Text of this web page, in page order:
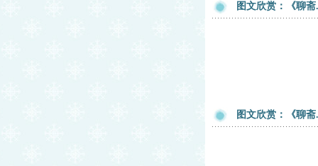
图文欣赏：《聊
图文欣赏：《聊